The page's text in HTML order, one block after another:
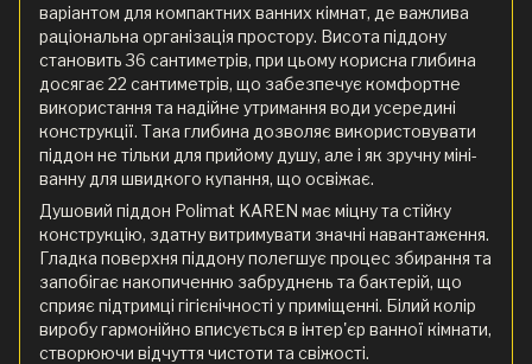
варіантом для компактних ванних кімнат, де важлива
раціональна організація простору. Висота піддону
становить 36 сантиметрів, при цьому корисна глибина
досягає 22 сантиметрів, що забезпечує комфортне
використання та надійне утримання води усередині
конструкції. Така глибина дозволяє використовувати
піддон не тільки для прийому душу, але і як зручну міні-
ванну для швидкого купання, що освіжає.
Душовий піддон Polimat KAREN має міцну та стійку
конструкцію, здатну витримувати значні навантаження.
Гладка поверхня піддону полегшує процес збирання та
запобігає накопиченню забруднень та бактерій, що
сприяє підтримці гігієнічності у приміщенні. Білий колір
виробу гармонійно вписується в інтер'єр ванної кімнати,
створюючи відчуття чистоти та свіжості.